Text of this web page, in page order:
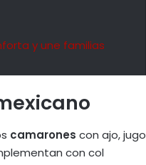
y une familias
camaronescon ajo, jugo
con col